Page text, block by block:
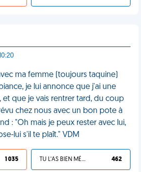
ma femme (toujours taquine)
je lui annonce que j'ai une
et que je vais rentrer tard, du coup
chez nous avec un bon pote à
: "Oh mais je peux rester avec lui,
lui s'il te plaît." VDM
1 035 TU L'AS BIEN MÉRITÉ 462